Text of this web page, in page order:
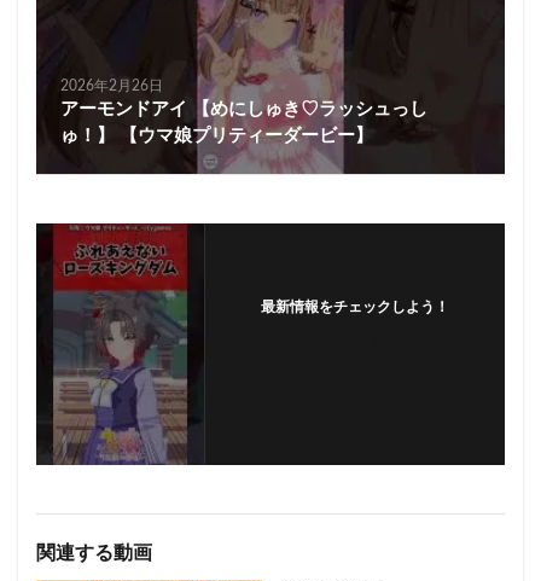
2026年2月26日
アーモンドアイ 【めにしゅき♡ラッシュっし
ゅ！】 【ウマ娘プリティーダービー】
最新情報をチェックしよう！
関連する動画